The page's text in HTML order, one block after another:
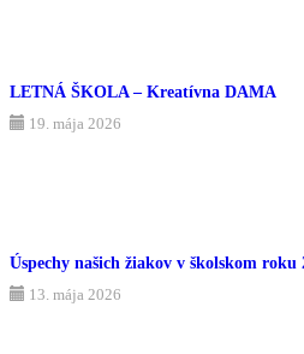
LETNÁ ŠKOLA – Kreatívna DAMA
19. mája 2026
Úspechy našich žiakov v školskom roku
13. mája 2026